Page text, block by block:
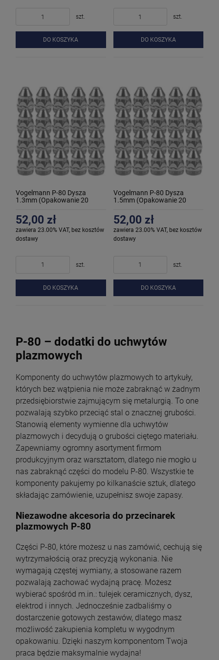
szt.
DO KOSZYKA
szt.
DO KOSZYKA
Vogelmann P-80 Dysza
1.3mm (Opakowanie 20
52,00 zł
zawiera 23.00% VAT, bez kosztów
dostawy
szt.
DO KOSZYKA
Vogelmann P-80 Dysza
1.5mm (Opakowanie 20
52,00 zł
zawiera 23.00% VAT, bez kosztów
dostawy
szt.
DO KOSZYKA
P-80 – dodatki do uchwytów
plazmowych
Komponenty do uchwytów plazmowych to artykuły,
których bez wątpienia nie może zabraknąć w żadnym
przedsiębiorstwie zajmującym się metalurgią. To one
pozwalają szybko przeciąć stal o znacznej grubości.
Stanowią elementy wymienne dla uchwytów
plazmowych i decydują o grubości ciętego materiału.
Zapewniamy ogromny asortyment firmom
produkcyjnym oraz warsztatom, dlatego nie mogło u
nas zabraknąć części do modelu P-80. Wszystkie te
komponenty pakujemy po kilkanaście sztuk, dlatego
składając zamówienie, uzupełnisz swoje zapasy.
Niezawodne akcesoria do przecinarek
plazmowych P-80
Części P-80, które możesz u nas zamówić, cechują się
wytrzymałością oraz precyzją wykonania. Nie
wymagają częstej wymiany, a stosowane razem
pozwalają zachować wydajną pracę. Możesz
wybierać spośród m.in.: tulejek ceramicznych, dysz,
elektrod i innych. Jednocześnie zadbaliśmy o
dostarczenie gotowych zestawów, dlatego masz
możliwość zakupienia kompletu w wygodnym
opakowaniu. Dzięki naszym komponentom Twoja
praca będzie maksymalnie wydajna!